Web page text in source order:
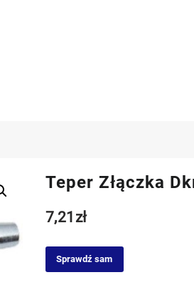
Teper Złączka
7,21 zł
Sprawdź sam